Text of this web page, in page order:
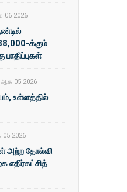
06 2026
க்கும்
பாதிப்புகள்
ஆக 05 2026
உள்ளத்தில்
2026
அற்ற தோல்வி
எதிர்கட்சித்